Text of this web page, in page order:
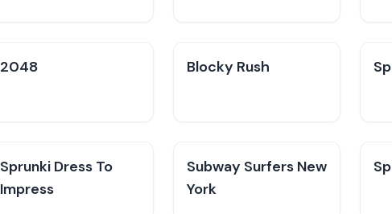
2048 Blocky Rush
Sprunki Dress To
Impress
Subway Surfers New
York